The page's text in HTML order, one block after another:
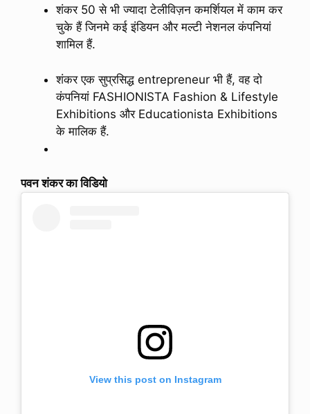
शंकर 50 से भी ज्यादा टेलीविज़न कमर्शियल में काम कर
चुके हैं जिनमे कई इंडियन और मल्टी नेशनल कंपनियां
शामिल हैं.
शंकर एक सुप्रसिद्ध entrepreneur भी हैं, वह दो
कंपनियां FASHIONISTA Fashion & Lifestyle
Exhibitions और Educationista Exhibitions
के मालिक हैं.
पवन शंकर का विडियो
View this post on Instagram